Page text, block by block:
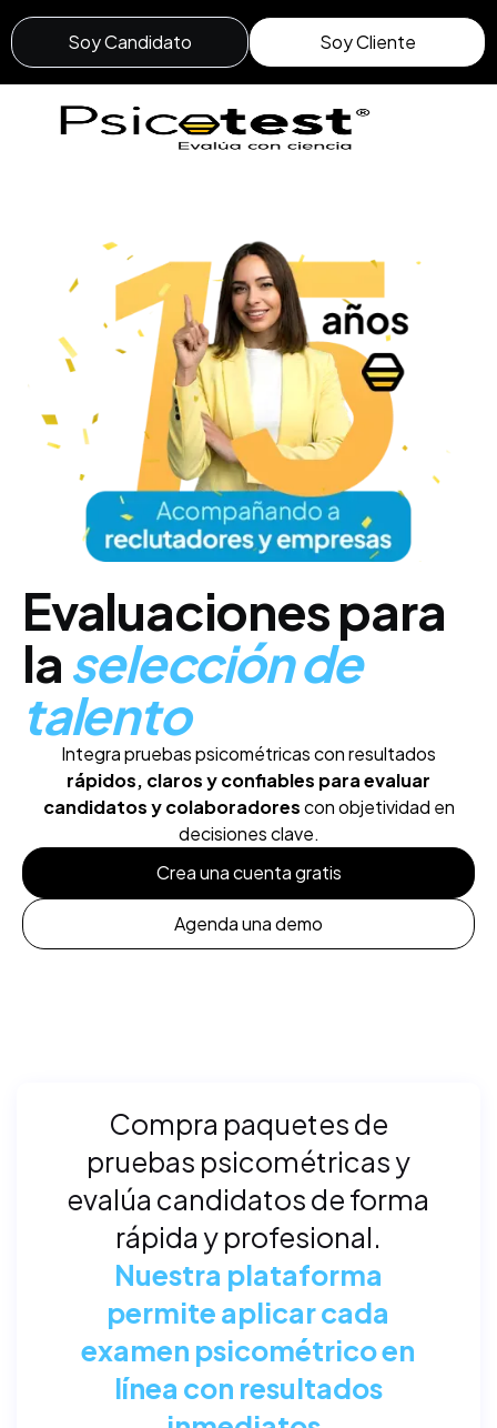
Soy Candidato Soy Cliente
Evaluaciones para
laselección de
talento
Integra pruebas psicométricas con resultados
rápidos, claros y confiables para evaluar
candidatos y colaboradorescon objetividad en
decisiones clave.
Crea una cuenta gratis
Agenda una demo
Compra paquetes de
pruebas psicométricas y
evalúa candidatos de forma
rápida y profesional.
Nuestra plataforma
permite aplicar cada
examen psicométrico en
línea con resultados